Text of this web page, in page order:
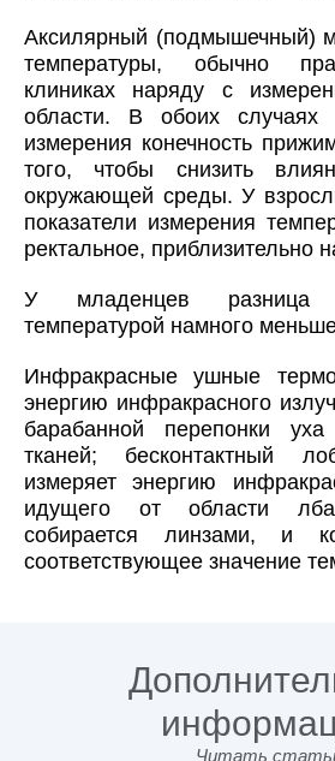
Аксилярный (подмышечный)
температуры, обычно
клиниках наряду с
области. В обоих
измерения конечность
того, чтобы снизить
окружающей среды. У
показатели измерения
ректальное, приблизительно
У младенцев разница
температурой намного
Инфракрасные ушные
энергию инфракрасного
барабанной перепонки
тканей; бесконтактный
измеряет энергию
идущего от области
собирается линзами, и
соответствующее значение
Читать